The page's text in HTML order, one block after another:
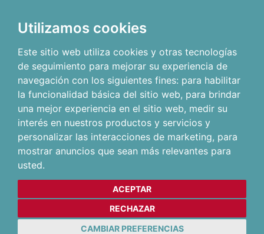
Utilizamos cookies
Este sitio web utiliza cookies y otras tecnologías
de seguimiento para mejorar su experiencia de
navegación con los siguientes fines: para habilitar
la funcionalidad básica del sitio web, para brindar
una mejor experiencia en el sitio web, medir su
interés en nuestros productos y servicios y
personalizar las interacciones de marketing, para
mostrar anuncios que sean más relevantes para
usted.
ACEPTAR
RECHAZAR
CAMBIAR PREFERENCIAS